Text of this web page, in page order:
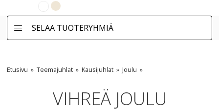
SELAA TUOTERYHMIÄ
Etusivu Teemajuhlat Kausijuhlat Joulu
VIHREÄ JOULU